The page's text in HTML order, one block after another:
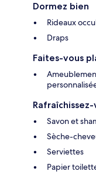
Dormez bien
Rideaux
Draps
Faites-vous
Savon et
Sèche-
Serviettes
Papier